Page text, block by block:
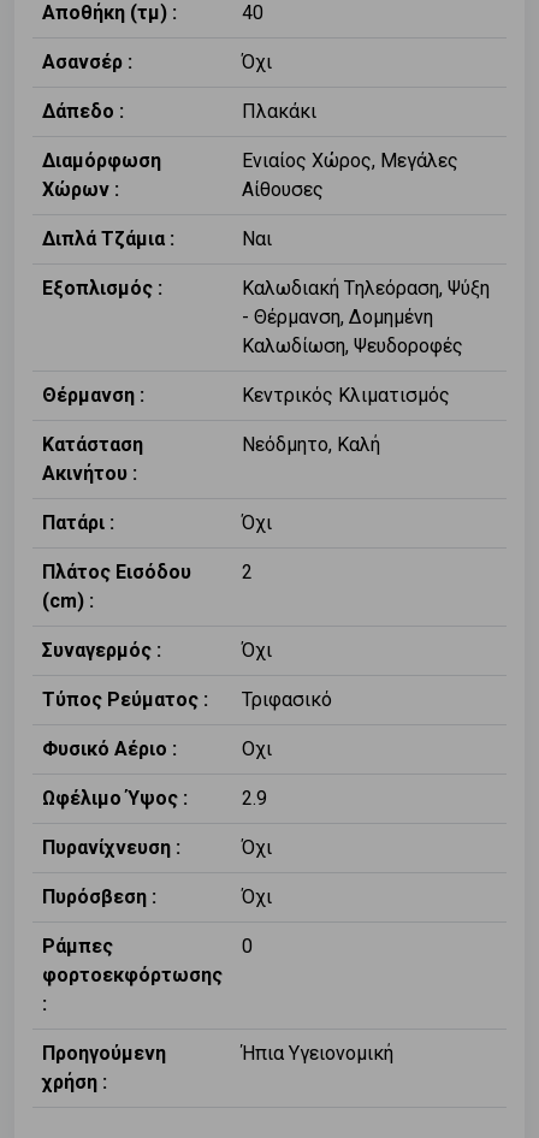
Αποθήκη (τμ) : 40
Ασανσέρ : Όχι
Δάπεδο : Πλακάκι
Διαμόρφωση
Χώρων :
Ενιαίος Χώρος, Μεγάλες
Αίθουσες
Διπλά Τζάμια : Ναι
Εξοπλισμός :
Καλωδιακή Tηλεόραση, Ψύξη
- Θέρμανση, Δομημένη
Καλωδίωση, Ψευδοροφές
Θέρμανση : Κεντρικός Κλιματισμός
Κατάσταση
Ακινήτου :
Νεόδμητο, Καλή
Πατάρι : Όχι
Πλάτος Εισόδου
(cm) :
2
Συναγερμός : Όχι
Τύπος Ρεύματος : Τριφασικό
Φυσικό Αέριο : Οχι
Ωφέλιμο Ύψος : 2.9
Πυρανίχνευση : Όχι
Πυρόσβεση : Όχι
Ράμπες
φορτοεκφόρτωσης
:
0
Προηγούμενη
χρήση :
Ήπια Υγειονομική